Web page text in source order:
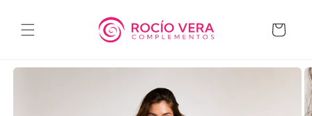
al contenido
Carrito
directamente